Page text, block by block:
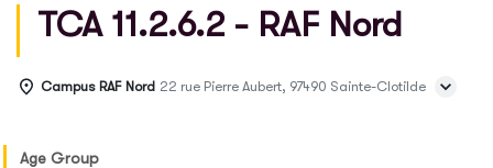
TCA 11.2.6.2 - RAF Nord
Campus RAF Nord 22 rue Pierre Aubert, 97490 Sainte-Clotilde
Age Group